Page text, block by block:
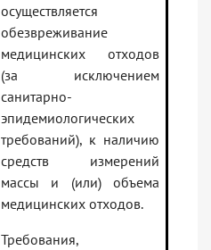
осуществляется
обезвреживание
медицинских отходов
(за исключением
санитарно-
эпидемиологических
требований), к наличию
средств измерений
массы и (или) объема
медицинских отходов.
Требования,